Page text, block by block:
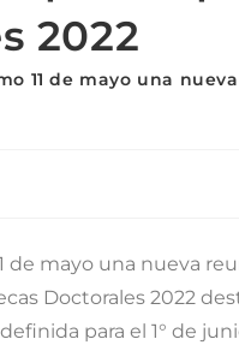
2022
11 de mayo una
de mayo una nueva
Doctorales 2022
para el 1° de